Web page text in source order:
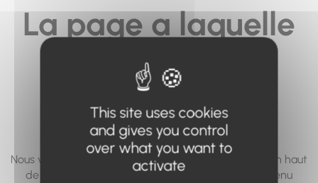
La page a laquelle
vous cherchez à
accéder n'existe
pas... ou plus.
Nous vous invitons à utiliser le moteur de recherche en haut
de page, ou à utiliser le menu pour trouver le contenu
This site uses cookies
and gives you control
over what you want to
activate